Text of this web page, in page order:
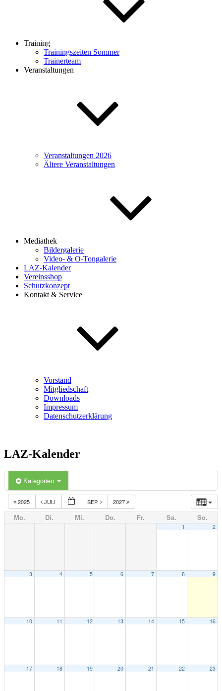
Training
Trainingszeiten Sommer
Trainerteam
Veranstaltungen
Veranstaltungen 2026
Ältere Veranstaltungen
Mediathek
Bildergalerie
Video- & O-Tongalerie
LAZ-Kalender
Vereinsshop
Schutzkonzept
Kontakt & Service
Vorstand
Mitgliedschaft
Downloads
Impressum
Datenschutzerklärung
LAZ-Kalender
Kategorien
2025 JULI SEP. 2027
Mo. Di. Mi. Do. Fr. Sa. So.
1 2
3 4 5 6 7 8 9
10 11 12 13 14 15 16
17 18 19 20 21 22 23